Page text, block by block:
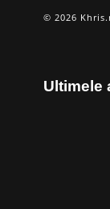
© 2026
Ultimele